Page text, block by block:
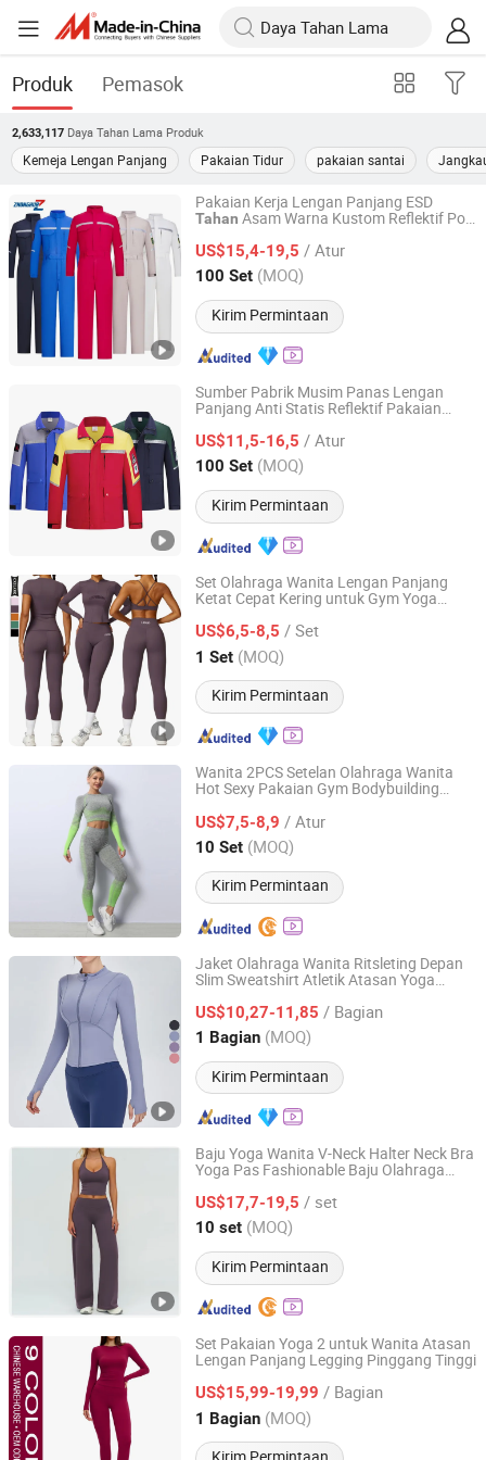
Produk Pemasok
2,633,117 Daya Tahan Lama Produk
Kemeja Lengan Panjang Pakaian Tidur pakaian santai
Pakaian Kerja Lengan Panjang ESD
Tahan Asam Warna Kustom Reflektif Poli
PPE
US$15,4-19,5 / Atur
100 Set (MOQ)
Kirim Permintaan
Handan Kaixin Clothing Products Co., Ltd.
Hebei, China Harga mulai 2026
Sumber Pabrik Musim Panas Lengan
Panjang Anti Statis Reflektif Pakaian
Cetak Kustom APD
US$11,5-16,5 / Atur
100 Set (MOQ)
Kirim Permintaan
Handan Kaixin Clothing Products Co., Ltd.
Hebei, China Harga mulai 2026
Set Olahraga Wanita Lengan Panjang
Ketat Cepat Kering untuk Gym Yoga
US$6,5-8,5 / Set
1 Set (MOQ)
Kirim Permintaan
Xiamen Meiju Garment Co., Ltd.
Fujian, China Harga mulai 2022
Wanita 2PCS Setelan Olahraga Wanita
Hot Sexy Pakaian Gym Bodybuilding
Olahraga Seamless Atasan Lengan
Panjang Celana Pendek Atletik Legging
Bokong Pakaian Yoga
US$7,5-8,9 / Atur
10 Set (MOQ)
Kirim Permintaan
Mingteng Clothing Factory Ltd.
Guangdong, China Harga mulai 2022
Jaket Olahraga Wanita Ritsleting Depan
Slim Sweatshirt Atletik Atasan Yoga
Gym
US$10,27-11,85 / Bagian
1 Bagian (MOQ)
Kirim Permintaan
Xiamen Evaricky Trading Co., Ltd.
Fujian, China Harga mulai 2022
Baju Yoga Wanita V-Neck Halter Neck Bra
Yoga Pas Fashionable Baju Olahraga
US$17,7-19,5 / set
10 set (MOQ)
Kirim Permintaan
Dongguan will-well Industrial Co. Ltd.
Guangdong, China Harga mulai 2021
Set Pakaian Yoga 2 untuk Wanita Atasan
Lengan Panjang Legging Pinggang Tinggi
US$15,99-19,99 / Bagian
1 Bagian (MOQ)
Shenzhen Energy Pig Supply Chain Management Co., Ltd.
Guangdong, China Harga mulai 2025